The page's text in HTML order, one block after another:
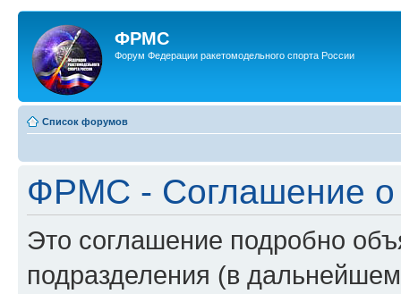
ФРМС
Форум Федерации ракетомодельного спорта России
Список форумов
ФРМС - Соглашение о
Это соглашение подробно
подразделения (в